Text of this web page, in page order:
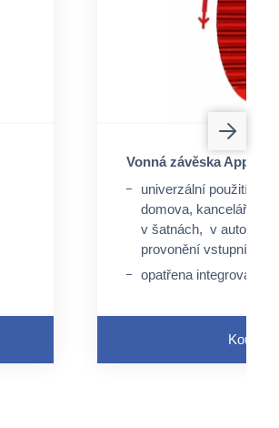
Vonná závěska Apple
univerzální použití – v
domova, kanceláře,
v šatnách, v
provonění vstupních
opatřena
využít perforovaný
neaktivuje se
Koupit